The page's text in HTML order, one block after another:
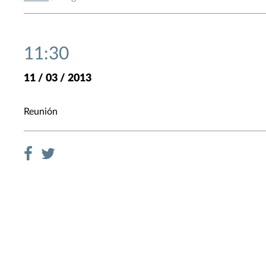
11:30
11 / 03 / 2013
Reunión